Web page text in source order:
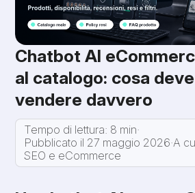
Chatbot AI
al catalogo: cosa
vendere davvero
Tempo di lettura: 8 min·
Pubblicato il 27 maggio 2026·A
SEO e eCommerce